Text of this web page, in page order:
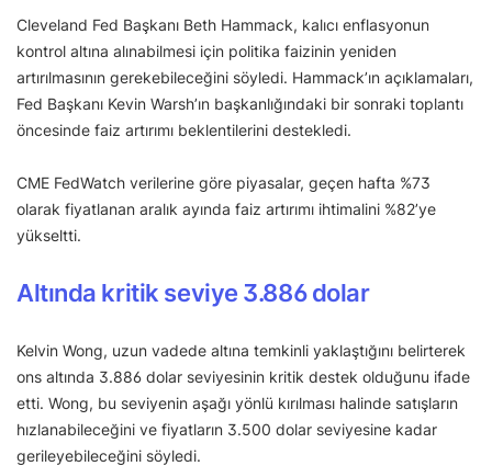
Cleveland Fed Başkanı Beth Hammack, kalıcı enflasyonun
kontrol altına alınabilmesi için politika faizinin yeniden
artırılmasının gerekebileceğini söyledi. Hammack’ın açıklamaları,
Fed Başkanı Kevin Warsh’ın başkanlığındaki bir sonraki toplantı
öncesinde faiz artırımı beklentilerini destekledi.
CME FedWatch verilerine göre piyasalar, geçen hafta %73
olarak fiyatlanan aralık ayında faiz artırımı ihtimalini %82’ye
yükseltti.
Altında kritik seviye 3.886 dolar
Kelvin Wong, uzun vadede altına temkinli yaklaştığını belirterek
ons altında 3.886 dolar seviyesinin kritik destek olduğunu ifade
etti. Wong, bu seviyenin aşağı yönlü kırılması halinde satışların
hızlanabileceğini ve fiyatların 3.500 dolar seviyesine kadar
gerileyebileceğini söyledi.